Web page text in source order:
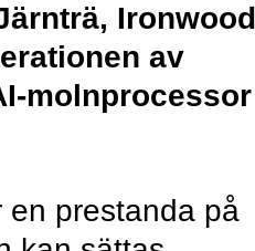
av
molnprocessor
en prestanda på